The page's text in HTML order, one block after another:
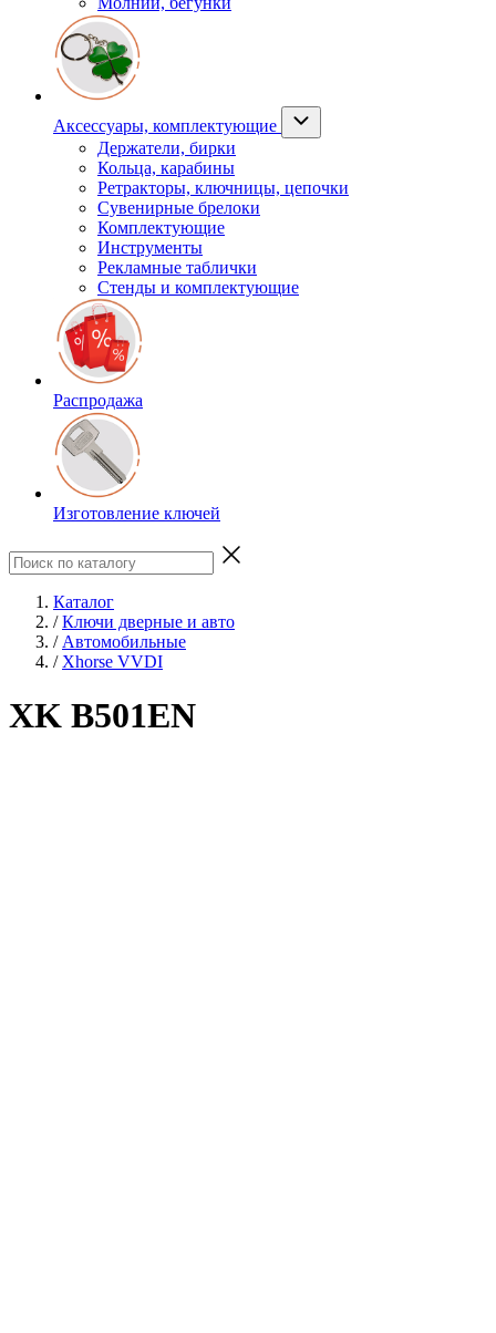
Аксессуары, комплектующие
Держатели, бирки
Кольца, карабины
Ретракторы, ключницы, цепочки
Сувенирные брелоки
Комплектующие
Инструменты
Рекламные таблички
Стенды и комплектующие
Распродажа
Изготовление ключей
Каталог
/ Ключи дверные и авто
/ Автомобильные
/ Xhorse VVDI
XK B501EN